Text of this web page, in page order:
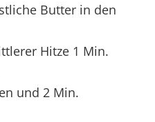
Butter in den
Hitze 1 Min.
und 2 Min.